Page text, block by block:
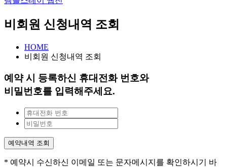
비회원 신청내역 조회
HOME
비회원 신청내역 조회
예약 시 등록하신 휴대전화 번호와
비밀번호를 입력해주세요.
예약내역 조회
* 예약시 수신하신 이메일 또는 문자메시지를 확인하시기 바